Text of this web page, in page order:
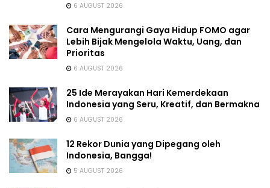
6 AUGUST 2026
Cara Mengurangi Gaya Hidup FOMO agar
Lebih Bijak Mengelola Waktu, Uang, dan
Prioritas
6 AUGUST 2026
25 Ide Merayakan Hari Kemerdekaan
Indonesia yang Seru, Kreatif, dan Bermakna
6 AUGUST 2026
12 Rekor Dunia yang Dipegang oleh
Indonesia, Bangga!
5 AUGUST 2026